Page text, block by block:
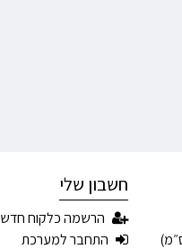
חשבון שלי
הרשמה כלקוח חדש
התחבר למערכת